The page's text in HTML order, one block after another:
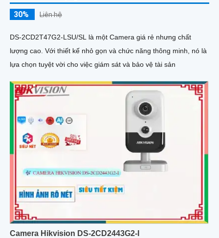
30% Liên hệ
DS-2CD2T47G2-LSU/SL là một Camera giá rẻ nhưng chất
lượng cao. Với thiết kế nhỏ gọn và chức năng thông minh, nó là
lựa chọn tuyệt vời cho việc giám sát và bảo vệ tài sản
Camera Hikvision DS-2CD2443G2-I